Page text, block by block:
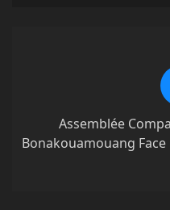
Assemblée
Bonakouamouang